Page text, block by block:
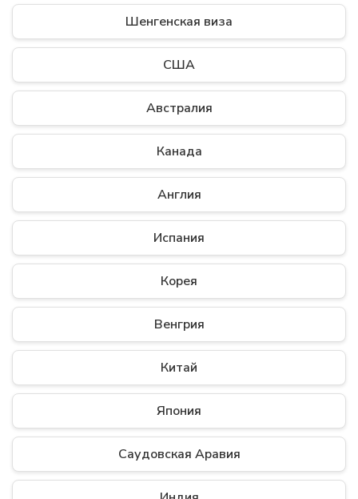
Шенгенская виза
США
Австралия
Канада
Англия
Испания
Корея
Венгрия
Китай
Япония
Саудовская Аравия